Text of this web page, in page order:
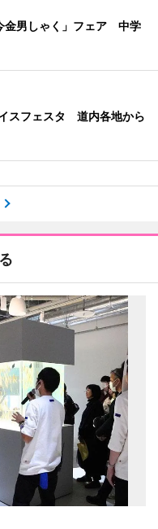
金男しゃく」フェア 中学
スフェスタ 道内各地から